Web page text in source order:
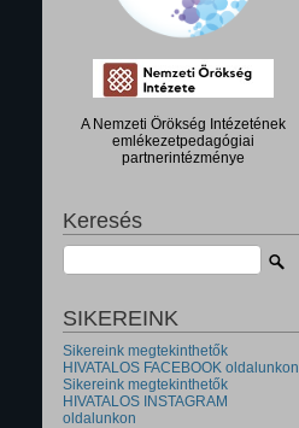
A Nemzeti Örökség Intézetének
emlékezetpedagógiai
partnerintézménye
Keresés
SIKEREINK
Sikereink megtekinthetők
HIVATALOS FACEBOOK oldalunkon
Sikereink megtekinthetők
HIVATALOS INSTAGRAM
oldalunkon